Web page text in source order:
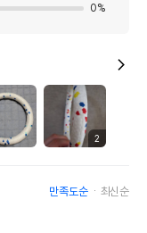
0%
2
만족도순 최신순